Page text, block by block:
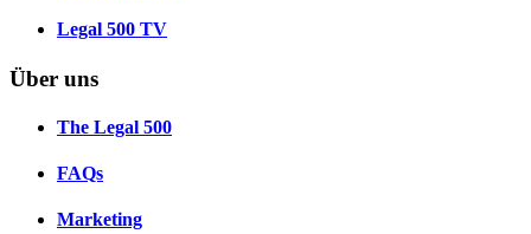
Legal 500 TV
Über uns
The Legal 500
FAQs
Marketing